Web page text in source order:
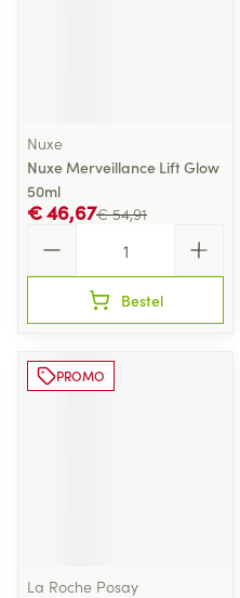
Nuxe
Nuxe Merveillance Lift Glow
50ml
€ 54,91
€ 46,67
Bestel
PROMO
La Roche Posay